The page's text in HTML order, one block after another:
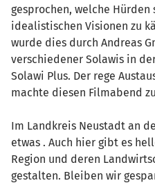
gesprochen, welche
idealistischen Visionen zu
wurde dies durch Andreas
verschiedener Solawis in
Solawi Plus. Der rege
machte diesen Filmabend
Im Landkreis Neustadt an
etwas . Auch hier gibt es
Region und deren
gestalten. Bleiben wir